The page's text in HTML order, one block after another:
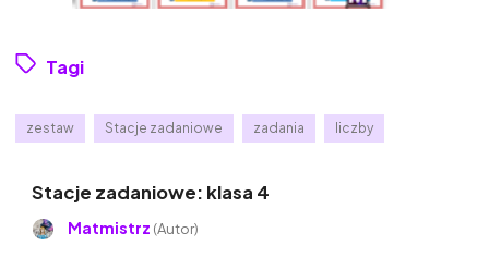
Tagi
zestaw Stacje zadaniowe zadania liczby
Stacje zadaniowe: klasa 4
Matmistrz (Autor)